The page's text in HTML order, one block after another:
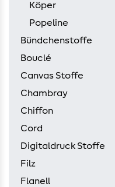
Köper
Popeline
Bündchenstoffe
Bouclé
Canvas Stoffe
Chambray
Chiffon
Cord
Digitaldruck Stoffe
Filz
Flanell